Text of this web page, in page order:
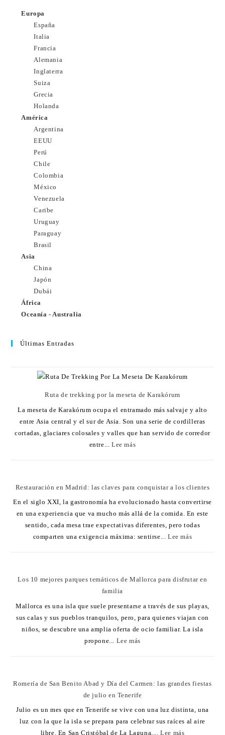
Europa
España
Italia
Francia
Alemania
Inglaterra
Suiza
Grecia
Holanda
América
Argentina
EEUU
Perú
Chile
Colombia
México
Venezuela
Caribe
Uruguay
Paraguay
Brasil
Asia
China
Japón
Dubái
África
Oceanía - Australia
Últimas Entradas
Ruta de trekking por la meseta de Karakórum
La meseta de Karakórum ocupa el entramado más salvaje y alto
entre Asia central y el sur de Asia. Son una serie de cordilleras
cortadas, glaciares colosales y valles que han servido de corredor
entre...Lee más
Restauración en Madrid: las claves para conquistar a los clientes
En el siglo XXI, la gastronomía ha evolucionado hasta convertirse
en una experiencia que va mucho más allá de la comida. En este
sentido, cada mesa trae expectativas diferentes, pero todas
comparten una exigencia máxima: sentirse...Lee más
Los 10 mejores parques temáticos de Mallorca para disfrutar en
familia
Mallorca es una isla que suele presentarse a través de sus playas,
sus calas y sus pueblos tranquilos, pero, para quienes viajan con
niños, se descubre una amplia oferta de ocio familiar. La isla
propone... Lee más
Romería de San Benito Abad y Día del Carmen: las grandes fiestas
de julio en Tenerife
Julio es un mes que en Tenerife se vive con una luz distinta, una
luz con la que la isla se prepara para celebrar sus raíces al aire
libre. En San Cristóbal de La Laguna,...Lee más